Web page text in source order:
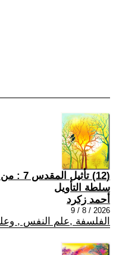
(12)
سلطة التأويل
أحمد زكرد
2026 / 8 / 9
الفلسفة ,علم النفس ,